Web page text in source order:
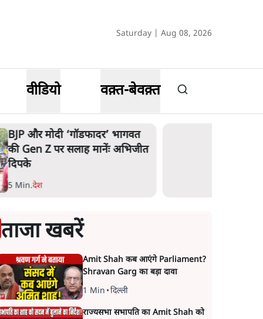
Saturday | Aug 08, 2026
वीडियो वक़्त-बेवक़्त
BJP और मोदी ‘गॉडफादर’ भागवत
की Gen Z पर सलाह मानेंः अभिजीत
दिपके
5 Min.देश
ताजा खबरें
Amit Shah कब आएंगे Parliament?
Shravan Garg का बड़ा दावा
1 Min •दिल्ली
राज्यसभा सभापति का Amit Shah को